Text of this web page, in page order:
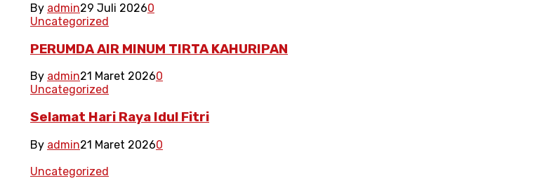
By admin29 Juli 20260
Uncategorized
PERUMDA AIR MINUM TIRTA KAHURIPAN
By admin21 Maret 20260
Uncategorized
Selamat Hari Raya Idul Fitri
By admin21 Maret 20260
Uncategorized